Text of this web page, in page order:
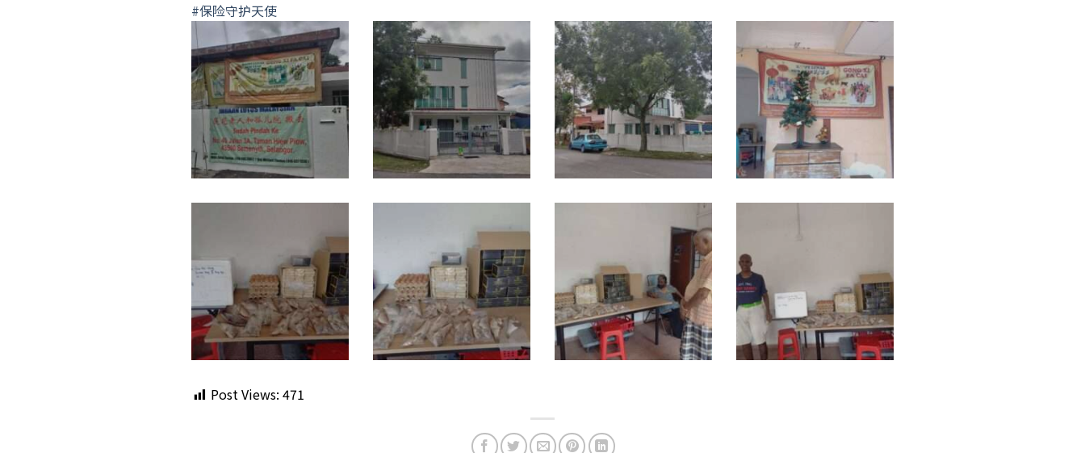
#保险守护天使
Post Views: 471